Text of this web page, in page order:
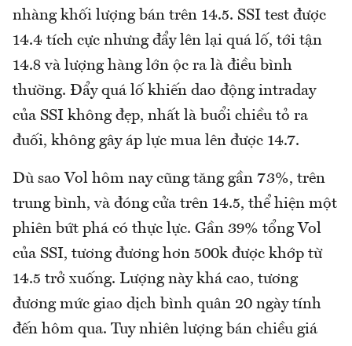
nhàng khối lượng bán trên 14.5. SSI test được
14.4 tích cực nhưng đẩy lên lại quá lố, tới tận
14.8 và lượng hàng lớn ộc ra là điều bình
thường. Đẩy quá lố khiến dao động intraday
của SSI không đẹp, nhất là buổi chiều tỏ ra
đuối, không gây áp lực mua lên được 14.7.
Dù sao Vol hôm nay cũng tăng gần 73%, trên
trung bình, và đóng cửa trên 14.5, thể hiện một
phiên bứt phá có thực lực. Gần 39% tổng Vol
của SSI, tương đương hơn 500k được khớp từ
14.5 trở xuống. Lượng này khá cao, tương
đương mức giao dịch bình quân 20 ngày tính
đến hôm qua. Tuy nhiên lượng bán chiều giá